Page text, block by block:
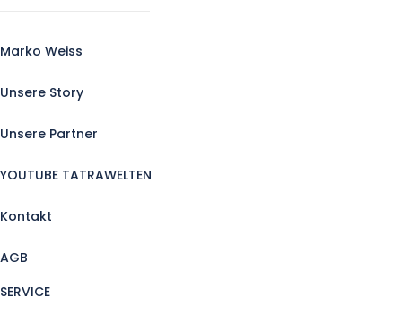
Marko Weiss
Unsere Story
Unsere Partner
YOUTUBE TATRAWELTEN
Kontakt
AGB
SERVICE